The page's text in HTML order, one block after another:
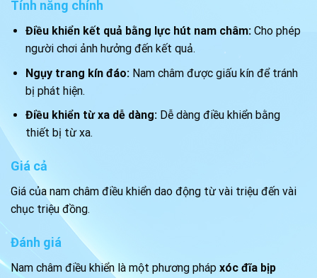
Tính năng chính
Điều khiển kết quả bằng lực hút nam châm:Cho phép
người chơi ảnh hưởng đến kết quả.
Ngụy trang kín đáo:Nam châm được giấu kín để tránh
bị phát hiện.
Điều khiển từ xa dễ dàng:Dễ dàng điều khiển bằng
thiết bị từ xa.
Giá cả
Giá của nam châm điều khiển dao động từ vài triệu đến vài
chục triệu đồng.
Đánh giá
Nam châm điều khiển là một phương pháp xóc đĩa bịp